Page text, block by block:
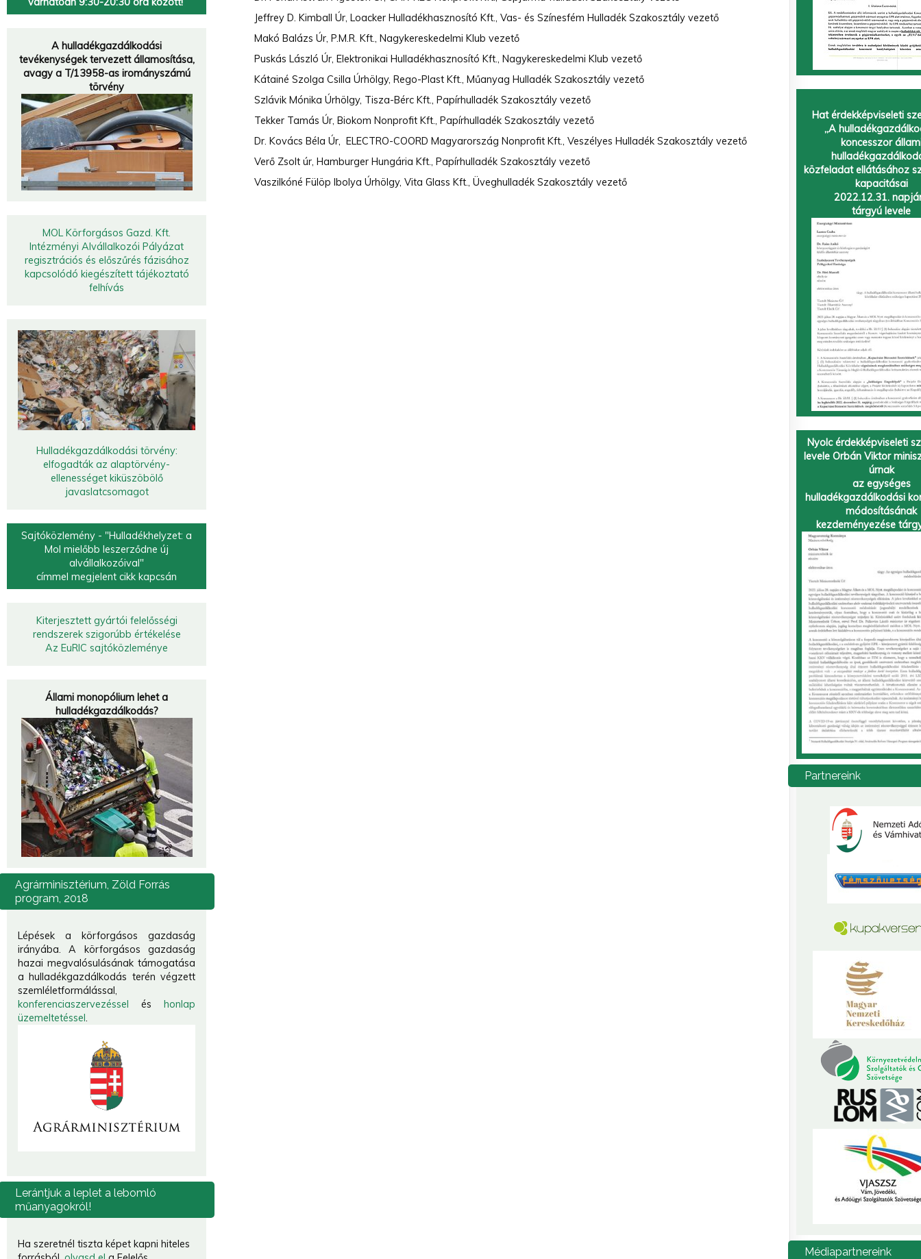
OrszágosSzövetsége
„A múzeumok a múltat őrzik meg, a hulladékfeldolgozók a jövőt.
Jeffrey D. Kimball Úr, Loacker Hulladékhasznosító Kft., Vas- és Színesfém Hulladék Szakosztály vezető
Makó Balázs Úr, P.M.R. Kft., Nagykereskedelmi Klub vezető
Puskás László Úr, Elektronikai Hulladékhasznosító Kft., Nagykereskedelmi Klub vezető
Kátainé Szolga Csilla Úrhölgy, Rego-Plast Kft., Műanyag Hulladék Szakosztály vezető
Szlávik Mónika Úrhölgy, Tisza-Bérc Kft., Papírhulladék Szakosztály vezető
Tekker Tamás Úr, Biokom Nonprofit Kft., Papírhulladék Szakosztály vezető
Dr. Kovács Béla Úr, ELECTRO-COORD Magyarország Nonprofit Kft., Veszélyes Hulladék Szakosztály vezető
Verő Zsolt úr, Hamburger Hungária Kft., Papírhulladék Szakosztály vezető
Vaszilkóné Fülöp Ibolya Úrhölgy, Vita Glass Kft., Üveghulladék Szakosztály vezető
A hulladékgazdálkodási
tevékenységek tervezett államosítása,
avagy a T/13958-as irományszámú
törvény
MOL Körforgásos Gazd. Kft.
Intézményi Alvállalkozói Pályázat
regisztrációs és előszűrés fázisához
kapcsolódó kiegészített tájékoztató
felhívás
Hulladékgazdálkodási törvény:
elfogadták az alaptörvény-
ellenességet kiküszöbölő
javaslatcsomagot
Sajtóközlemény - "Hulladékhelyzet: a
Mol mielőbb leszerződne új
alvállalkozóival"
címmel megjelent cikk kapcsán
Kiterjesztett gyártói felelősségi
rendszerek szigorúbb értékelése
Az EuRIC sajtóközleménye
Állami monopólium lehet a
hulladékgazdálkodás?
Agrárminisztérium, Zöld Forrás
program, 2018
Lépések a körforgásos gazdaság
irányába. A körforgásos gazdaság
hazai megvalósulásának támogatása
a hulladékgazdálkodás terén végzett
szemléletformálással,
konferenciaszervezéssel éshonlap
üzemeltetéssel.
Lerántjuk a leplet a lebomló
műanyagokról!
Ha szeretnél tiszta képet kapni hiteles
Hat érdekképviseleti
„A
koncesszor
közfeladat ellátásához
kapacitásai
2022.12.31.
tárgyú levele
Nyolc érdekképviseleti
levele Orbán Viktor
úrnak
az egységes
hulladékgazdálkodási
módosításának
kezdeményezése
Partnereink
Médiapartnereink